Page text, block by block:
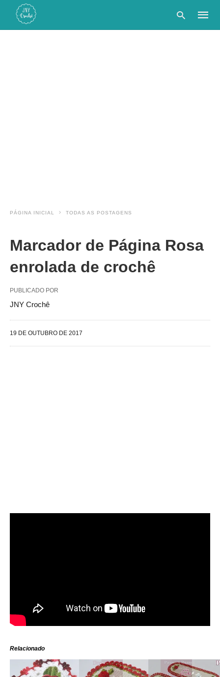
PÁGINA INICIAL TODAS AS POSTAGENS
Marcador de Página Rosa
enrolada de crochê
PUBLICADO POR
JNY Crochê
19 DE OUTUBRO DE 2017
Relacionado